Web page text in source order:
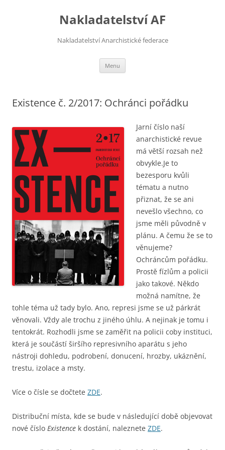
Nakladatelství AF
Nakladatelství Anarchistické federace
Menu
Existence č. 2/2017: Ochránci pořádku
Jarní číslo naší
anarchistické revue
má větší rozsah než
obvykle.Je to
bezesporu kvůli
tématu a nutno
přiznat, že se ani
nevešlo všechno, co
jsme měli původně v
plánu. A čemu že se to
věnujeme?
Ochráncům pořádku.
Prostě fízlům a policii
jako takové. Někdo
možná namítne, že
tohle téma už tady bylo. Ano, represi jsme se už párkrát
věnovali. Vždy ale trochu z jiného úhlu. A nejinak je tomu i
tentokrát. Rozhodli jsme se zaměřit na policii coby instituci,
která je součástí širšího represivního aparátu s jeho
nástroji dohledu, podrobení, donucení, hrozby, ukáznění,
trestu, izolace a msty.
Více o čísle se dočtete ZDE.
Distribuční místa, kde se bude v následující době objevovat
nové číslo Existence k dostání, naleznete ZDE.